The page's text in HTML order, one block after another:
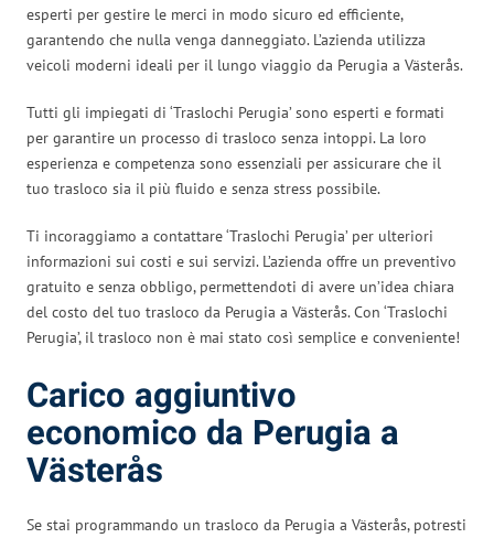
esperti per gestire le merci in modo sicuro ed efficiente,
garantendo che nulla venga danneggiato. L’azienda utilizza
veicoli moderni ideali per il lungo viaggio da Perugia a Västerås.
Tutti gli impiegati di ‘Traslochi Perugia’ sono esperti e formati
per garantire un processo di trasloco senza intoppi. La loro
esperienza e competenza sono essenziali per assicurare che il
tuo trasloco sia il più fluido e senza stress possibile.
Ti incoraggiamo a contattare ‘Traslochi Perugia’ per ulteriori
informazioni sui costi e sui servizi. L’azienda offre un preventivo
gratuito e senza obbligo, permettendoti di avere un’idea chiara
del costo del tuo trasloco da Perugia a Västerås. Con ‘Traslochi
Perugia’, il trasloco non è mai stato così semplice e conveniente!
Carico aggiuntivo
economico da Perugia a
Västerås
Se stai programmando un trasloco da Perugia a Västerås, potresti